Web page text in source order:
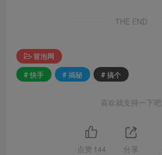
THE END
冒泡网
# 快手
# 揭秘 # 搞个
喜欢就支持一下吧
点赞 144 分享